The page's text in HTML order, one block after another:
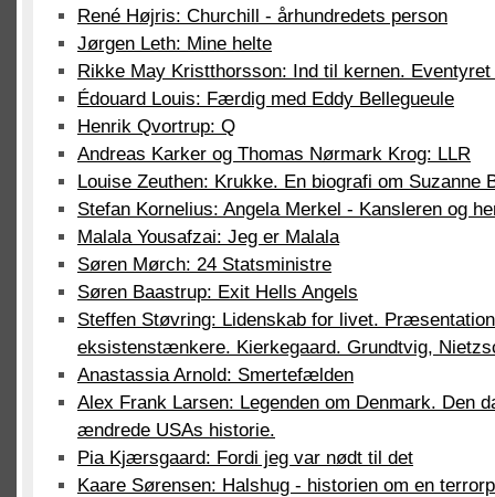
René Højris: Churchill - århundredets person
Jørgen Leth: Mine helte
Rikke May Kristthorsson: Ind til kernen.
Édouard Louis: Færdig med Eddy Bellegueule
Henrik Qvortrup: Q
Andreas Karker og Thomas Nørmark Krog: LLR
Louise Zeuthen: Krukke. En biografi om Suzanne
Stefan Kornelius: Angela Merkel - Kansleren og
Malala Yousafzai: Jeg er Malala
Søren Mørch: 24 Statsministre
Søren Baastrup: Exit Hells Angels
Steffen Støvring: Lidenskab for livet.
eksistenstænkere. Kierkegaard. Grundtvig,
Anastassia Arnold: Smertefælden
Alex Frank Larsen: Legenden om Denmark. Den
ændrede USAs historie.
Pia Kjærsgaard: Fordi jeg var nødt til det
Kaare Sørensen: Halshug - historien om en